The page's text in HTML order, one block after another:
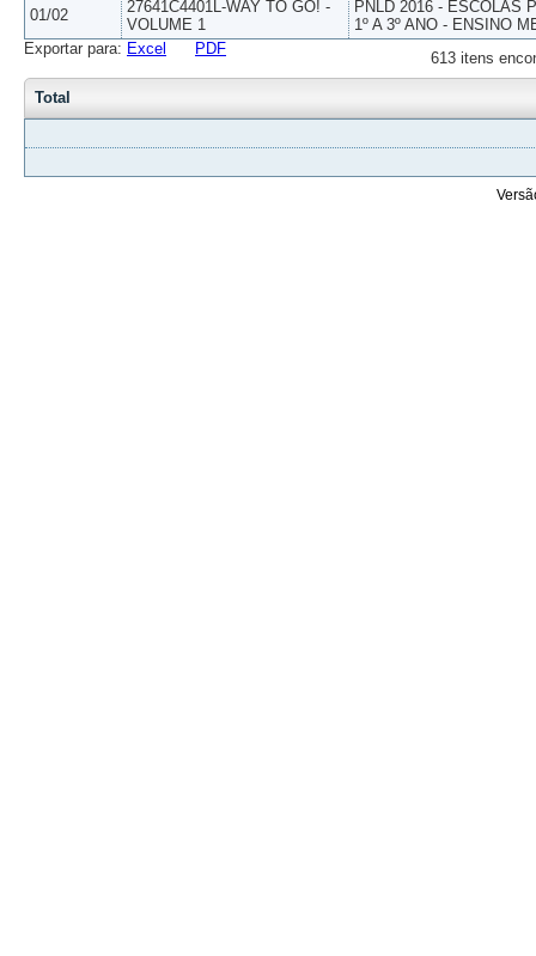
01/02
27641C4401L-WAY TO GO! -
VOLUME 1
PNLD 2016 - ESCOLAS
1º A 3º ANO - ENSINO
613 itens
Exportar para: Excel PDF
Total